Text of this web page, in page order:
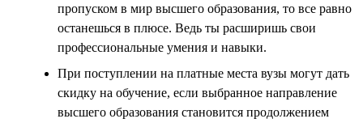
пропуском в мир высшего образования, то все равно
останешься в плюсе. Ведь ты расширишь свои
профессиональные умения и навыки.
При поступлении на платные места вузы могут дать
скидку на обучение, если выбранное направление
высшего образования становится продолжением